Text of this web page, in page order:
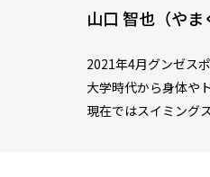
山口 智也（や
2021年4月グンゼス
大学時代から身体や
現在ではスイミング